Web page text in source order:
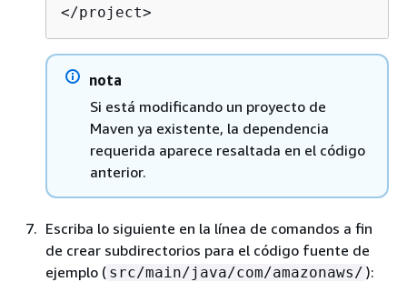
</project>
nota
Si está modificando un proyecto de
Maven ya existente, la dependencia
requerida aparece resaltada en el código
anterior.
Escriba lo siguiente en la línea de comandos a fin
de crear subdirectorios para el código fuente de
ejemplo ( src/main/java/com/amazonaws/ ):